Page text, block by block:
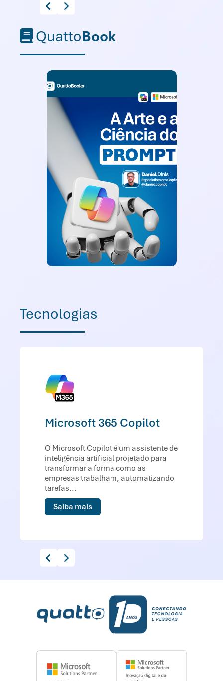
QuattoBook
Tecnologias
Microsoft 365 Copilot
O Microsoft Copilot é um assistente de
inteligência artificial projetado para
transformar a forma como as
empresas trabalham, automatizando
tarefas...
Saiba mais